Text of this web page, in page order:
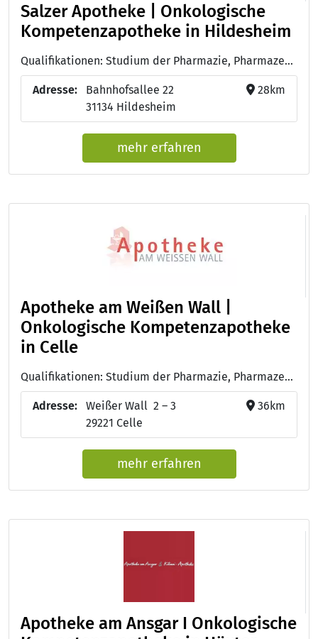
Salzer Apotheke | Onkologische
Kompetenzapotheke in Hildesheim
Qualifikationen: Studium der Pharmazie, Pharmazeutisch-technische/r Assistent/in - PTA
Adresse:
Bahnhofsallee 22
31134 Hildesheim
28km
mehr erfahren
Apotheke am Weißen Wall |
Onkologische Kompetenzapotheke
in Celle
Qualifikationen: Studium der Pharmazie, Pharmazeutisch-technische/r Assistent/in - PTA
Adresse:
Weißer Wall 2 – 3
29221 Celle
36km
mehr erfahren
Apotheke am Ansgar I Onkologische